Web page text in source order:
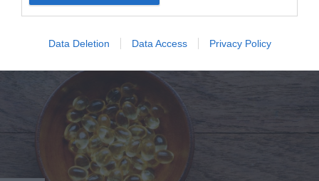
Data Deletion Data Access Privacy Policy